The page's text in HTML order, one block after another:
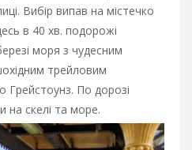
Вибір випав на містечко
в 40 хв. подорожі
моря з чудесним
трейловим
Грейстоунз. По дорозі
на скелі та море.